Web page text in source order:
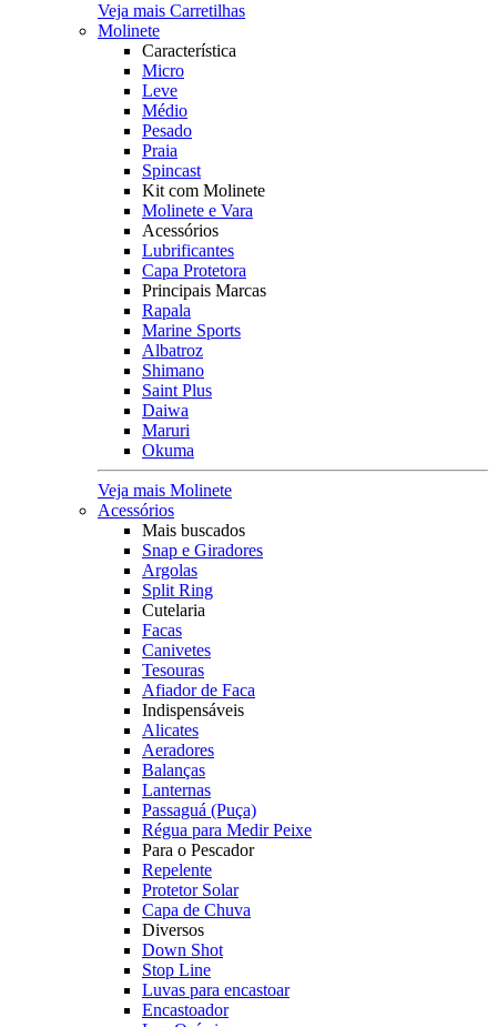
Veja mais Carretilhas
Molinete
Característica
Micro
Leve
Médio
Pesado
Praia
Spincast
Kit com Molinete
Molinete e Vara
Acessórios
Lubrificantes
Capa Protetora
Principais Marcas
Rapala
Marine Sports
Albatroz
Shimano
Saint Plus
Daiwa
Maruri
Okuma
Veja mais Molinete
Acessórios
Mais buscados
Snap e Giradores
Argolas
Split Ring
Cutelaria
Facas
Canivetes
Tesouras
Afiador de Faca
Indispensáveis
Alicates
Aeradores
Balanças
Lanternas
Passaguá (Puça)
Régua para Medir Peixe
Para o Pescador
Repelente
Protetor Solar
Capa de Chuva
Diversos
Down Shot
Stop Line
Luvas para encastoar
Encastoador